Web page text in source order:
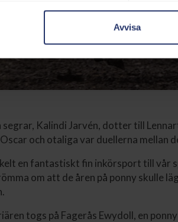
Avvisa
Kalindi Jarvén, dotter till
och otaliga var duellerna mellan
en fantastiskt fin inkörsport till vår
om att de åren på ponny skulle
togs på Fagerås Ewydoll, en